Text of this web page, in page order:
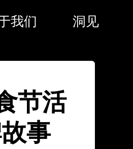
我们 洞见
节活
事